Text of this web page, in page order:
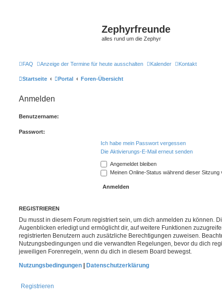
Zephyrfreunde
alles rund um die Zephyr
FAQ Anzeige der Termine für heute ausschalten Kalender Kontakt
Startseite Portal Foren-Übersicht
Anmelden
Benutzername:
Passwort:
Ich habe mein Passwort vergessen
Die Aktivierungs-E-Mail erneut senden
Angemeldet bleiben
Meinen Online-Status während dieser Sitzung
REGISTRIEREN
Du musst in diesem Forum registriert sein, um dich anmelden zu können.
Augenblicken erledigt und ermöglicht dir, auf weitere Funktionen
registrierten Benutzern auch zusätzliche Berechtigungen zuweisen.
Nutzungsbedingungen und die verwandten Regelungen, bevor du dich
jeweiligen Forenregeln, wenn du dich in diesem Board bewegst.
Nutzungsbedingungen
Datenschutzerklärung
Registrieren